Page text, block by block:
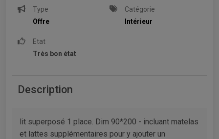
Type
Offre
Catégorie
Intérieur
Etat
Très bon état
Description
lit superposé 1 place. Dim 90*200 - incluant matelas
et lattes supplémentaires pour y ajouter un